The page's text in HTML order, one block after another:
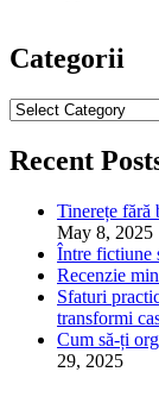
Categorii
Categorii
Recent
Tinerețe fără
May 8, 2025
Între fictiune
Recenzie
Sfaturi
transformi
Cum să-ți
29, 2025